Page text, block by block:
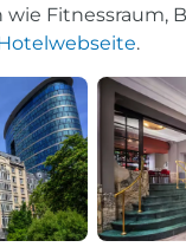
Fitnessraum,
.